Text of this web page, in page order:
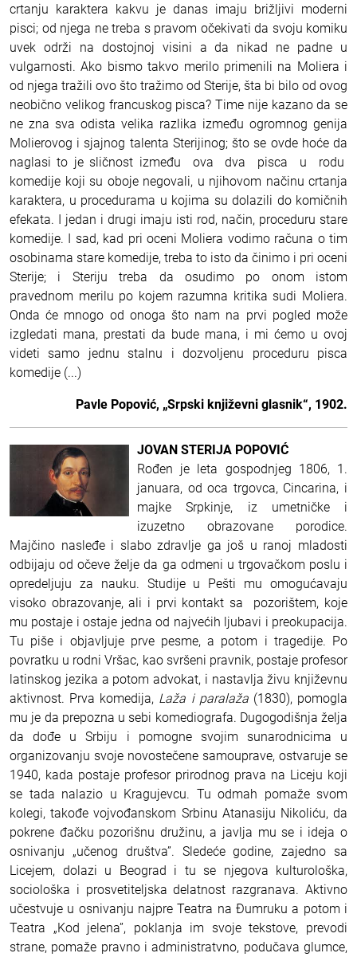
crtanju karaktera kakvu je danas imaju brižljivi moderni
pisci; od njega ne treba s pravom očekivati da svoju komiku
uvek održi na dostojnoj visini a da nikad ne padne u
vulgarnosti. Ako bismo takvo merilo primenili na Moliera i
od njega tražili ovo što tražimo od Sterije, šta bi bilo od ovog
neobično velikog francuskog pisca? Time nije kazano da se
ne zna sva odista velika razlika između ogromnog genija
Molierovog i sjajnog talenta Sterijinog; što se ovde hoće da
naglasi to je sličnost između ova dva pisca u rodu
komedije koji su oboje negovali, u njihovom načinu crtanja
karaktera, u procedurama u kojima su dolazili do komičnih
efekata. I jedan i drugi imaju isti rod, način, proceduru stare
komedije. I sad, kad pri oceni Moliera vodimo računa o tim
osobinama stare komedije, treba to isto da činimo i pri oceni
Sterije; i Steriju treba da osudimo po onom istom
pravednom merilu po kojem razumna kritika sudi Moliera.
Onda će mnogo od onoga što nam na prvi pogled može
izgledati mana, prestati da bude mana, i mi ćemo u ovoj
videti samo jednu stalnu i dozvoljenu proceduru pisca
komedije (...)
Pavle Popović, „Srpski književni glasnik“, 1902.
JOVAN STERIJA POPOVIĆ
Rođen je leta gospodnjeg 1806, 1.
januara, od oca trgovca, Cincarina, i
majke Srpkinje, iz umetničke i
izuzetno obrazovane porodice.
Majčino nasleđe i slabo zdravlje ga još u ranoj mladosti
odbijaju od očeve želje da ga odmeni u trgovačkom poslu i
opredeljuju za nauku. Studije u Pešti mu omogućavaju
visoko obrazovanje, ali i prvi kontakt sa pozorištem, koje
mu postaje i ostaje jedna od najvećih ljubavi i preokupacija.
Tu piše i objavljuje prve pesme, a potom i tragedije. Po
povratku u rodni Vršac, kao svršeni pravnik, postaje profesor
latinskog jezika a potom advokat, i nastavlja živu književnu
aktivnost. Prva komedija, Laža i paralaža(1830), pomogla
mu je da prepozna u sebi komediografa. Dugogodišnja želja
da dođe u Srbiju i pomogne svojim sunarodnicima u
organizovanju svoje novostečene samouprave, ostvaruje se
1940, kada postaje profesor prirodnog prava na Liceju koji
se tada nalazio u Kragujevcu. Tu odmah pomaže svom
kolegi, takođe vojvođanskom Srbinu Atanasiju Nikoliću, da
pokrene đačku pozorišnu družinu, a javlja mu se i ideja o
osnivanju „učenog društva”. Sledeće godine, zajedno sa
Licejem, dolazi u Beograd i tu se njegova kulturološka,
sociološka i prosvetiteljska delatnost razgranava. Aktivno
učestvuje u osnivanju najpre Teatra na Đumruku a potom i
Teatra „Kod jelena”, poklanja im svoje tekstove, prevodi
strane, pomaže pravno i administratvno, podučava glumce,